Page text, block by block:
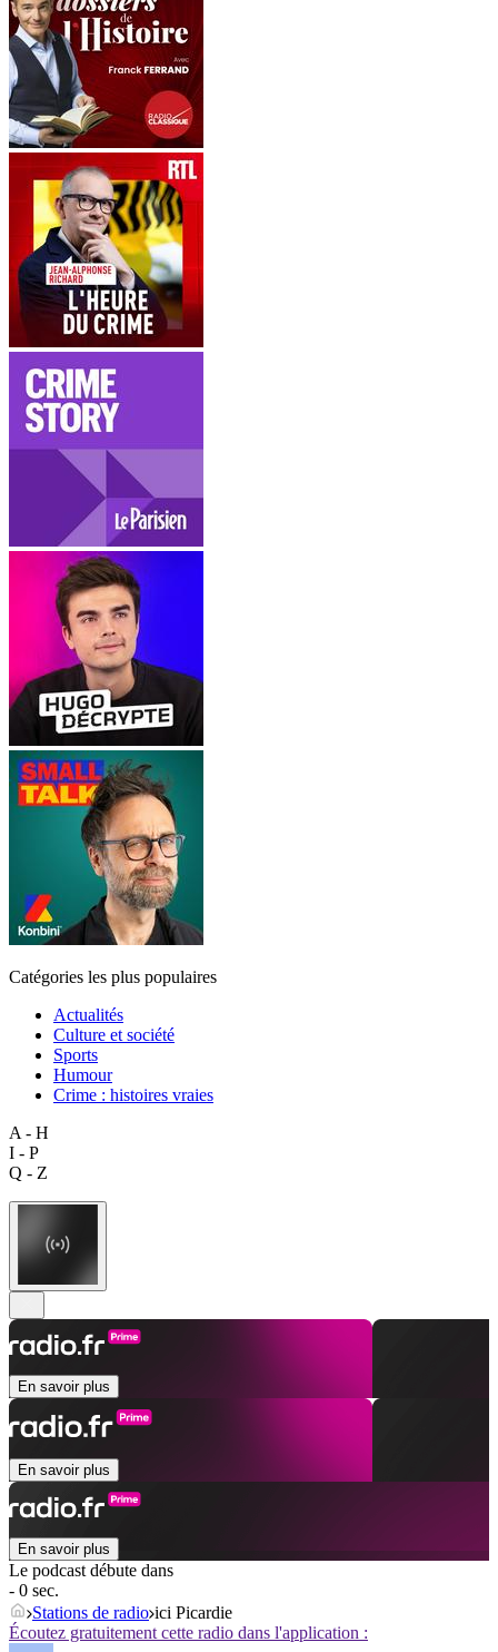
Catégories les plus populaires
Actualités
Culture et société
Sports
Humour
Crime : histoires vraies
A - H
I - P
Q - Z
En savoir plus
En savoir plus
En savoir plus
Le podcast débute dans
- 0 sec.
Stations de radio ici Picardie
Écoutez gratuitement cette radio dans l'application :